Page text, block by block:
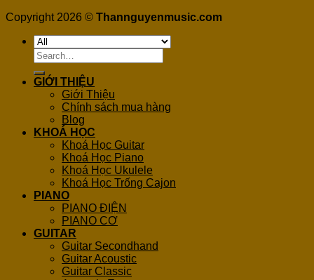
Copyright 2026 © Thannguyenmusic.com
Search
for:
GIỚI THIỆU
Giới Thiệu
Chính sách mua hàng
Blog
KHOÁ HỌC
Khoá Học Guitar
Khoá Học Piano
Khoá Học Ukulele
Khoá Học Trống Cajon
PIANO
PIANO ĐIỆN
PIANO CƠ
GUITAR
Guitar Secondhand
Guitar Acoustic
Guitar Classic